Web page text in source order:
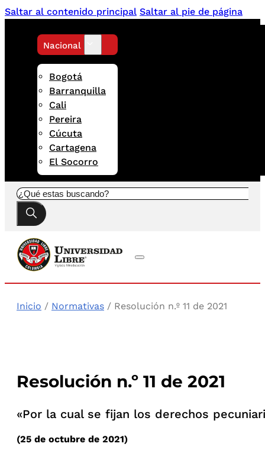
Saltar al contenido principal Saltar al pie de página
Nacional
Bogotá
Barranquilla
Cali
Pereira
Cúcuta
Cartagena
El Socorro
Buscar
Inicio / Normativas / Resolución n.º 11 de 2021
Resolución n.º 11 de 2021
«Por la cual se fijan los derechos
(25 de octubre de 2021)